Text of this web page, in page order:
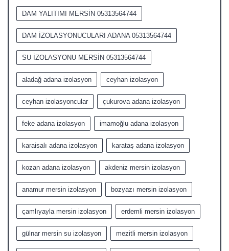
DAM YALITIMI MERSİN 05313564744
DAM İZOLASYONUCULARI ADANA 05313564744
SU İZOLASYONU MERSİN 05313564744
aladağ adana izolasyon ceyhan izolasyon
ceyhan izolasyoncular çukurova adana izolasyon
feke adana izolasyon imamoğlu adana izolasyon
karaisalı adana izolasyon karataş adana izolasyon
kozan adana izolasyon akdeniz mersin izolasyon
anamur mersin izolasyon bozyazı mersin izolasyon
çamlıyayla mersin izolasyon erdemli mersin izolasyon
gülnar mersin su izolasyon mezitli mersin izolasyon